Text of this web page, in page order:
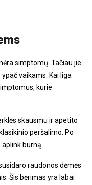
simptomų. Tačiau jie
vaikams. Kai liga
kurie
skausmu ir apetito
peršalimo. Po
burną.
raudonos dėmės
Šis bėrimas yra labai